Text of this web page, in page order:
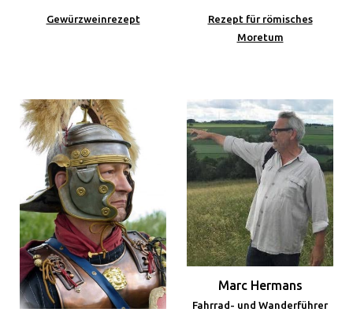
Gewürzweinrezept
Rezept für römisches
Moretum
Marc Hermans
Fahrrad- und Wanderführer